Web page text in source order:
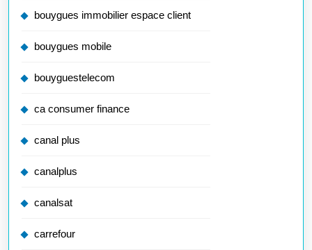
bouygues immobilier espace client
bouygues mobile
bouyguestelecom
ca consumer finance
canal plus
canalplus
canalsat
carrefour